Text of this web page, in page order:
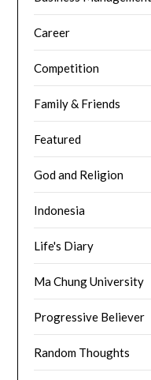
Career
Competition
Family & Friends
Featured
God and Religion
Indonesia
Life's Diary
Ma Chung University
Progressive Believer
Random Thoughts